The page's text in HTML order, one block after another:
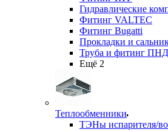
Гидравлические
Фитинг VALTEC
Фитинг Bugatti
Прокладки и
Труба и фитинг ПНД
Ещё 2
Теплообменники
ТЭНы испарителя/